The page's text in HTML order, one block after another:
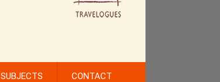
SUBJECTS CONTACT